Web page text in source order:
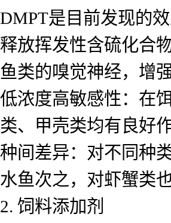
DMPT是目前发现的
释放挥发性含硫化合
鱼类的嗅觉神经，增
低浓度高敏感性：在
类、甲壳类均有良好
种间差异：对不同种
水鱼次之，对虾蟹类
2. 饲料添加剂